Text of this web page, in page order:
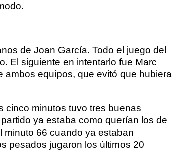
de Joan García. Todo el juego del
El siguiente en intentarlo fue Marc
equipos, que evitó que hubiera
cinco minutos tuvo tres buenas
ya estaba como querían los de
minuto 66 cuando ya estaban
pesados jugaron los últimos 20